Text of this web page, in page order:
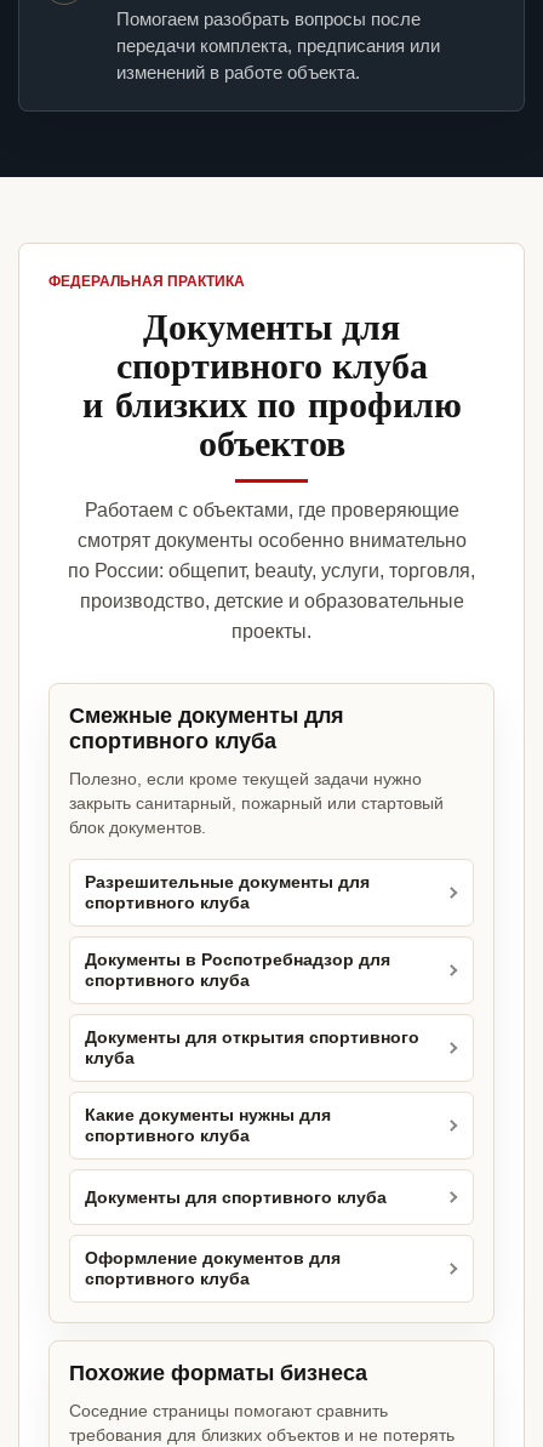
Помогаем разобрать вопросы после
передачи комплекта, предписания или
изменений в работе объекта.
ФЕДЕРАЛЬНАЯ ПРАКТИКА
Документы для
спортивного клуба
и близких по профилю
объектов
Работаем с объектами, где проверяющие
смотрят документы особенно внимательно
по России: общепит, beauty, услуги, торговля,
производство, детские и образовательные
проекты.
Смежные документы для
спортивного клуба
Полезно, если кроме текущей задачи нужно
закрыть санитарный, пожарный или стартовый
блок документов.
Разрешительные документы для
спортивного клуба
Документы в Роспотребнадзор для
спортивного клуба
Документы для открытия спортивного
клуба
Какие документы нужны для
спортивного клуба
Документы для спортивного клуба
Оформление документов для
спортивного клуба
Похожие форматы бизнеса
Соседние страницы помогают сравнить
требования для близких объектов и не потерять